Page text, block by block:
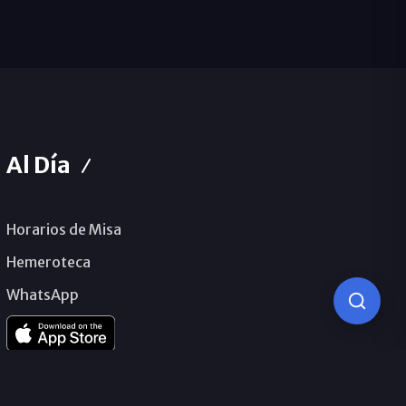
Al Día
Horarios de Misa
Hemeroteca
WhatsApp